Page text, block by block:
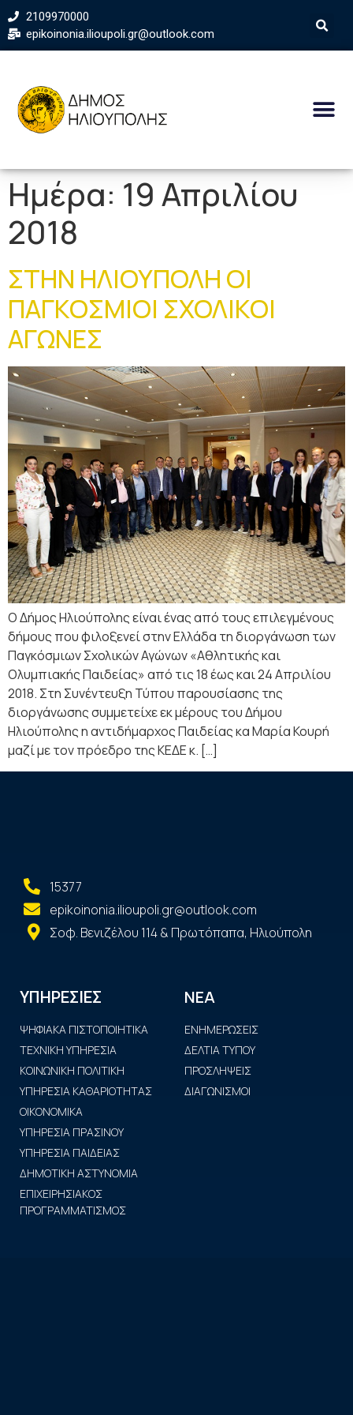
2109970000
epikoinonia.ilioupoli.gr@outlook.com
Ημέρα: 19 Απριλίου
2018
ΣΤΗΝ ΗΛΙΟΥΠΟΛΗ ΟΙ
ΠΑΓΚΟΣΜΙΟΙ ΣΧΟΛΙΚΟΙ
ΑΓΩΝΕΣ
Ο Δήμος Ηλιούπολης είναι ένας από τους επιλεγμένους
δήμους που φιλοξενεί στην Ελλάδα τη διοργάνωση των
Παγκόσμιων Σχολικών Αγώνων «Αθλητικής και
Ολυμπιακής Παιδείας» από τις 18 έως και 24 Απριλίου
2018. Στη Συνέντευξη Τύπου παρουσίασης της
διοργάνωσης συμμετείχε εκ μέρους του Δήμου
Ηλιούπολης η αντιδήμαρχος Παιδείας κα Μαρία Κουρή
μαζί με τον πρόεδρο της ΚΕΔΕ κ. […]
15377
epikoinonia.ilioupoli.gr@outlook.com
Σοφ. Βενιζέλου 114 & Πρωτόπαπα, Ηλιούπολη
ΥΠΗΡΕΣΙΕΣ
ΨΗΦΙΑΚΑ ΠΙΣΤΟΠΟΙΗΤΙΚΑ
ΤΕΧΝΙΚΗ ΥΠΗΡΕΣΙΑ
ΚΟΙΝΩΝΙΚΗ ΠΟΛΙΤΙΚΗ
ΥΠΗΡΕΣΙΑ ΚΑΘΑΡΙΟΤΗΤΑΣ
ΟΙΚΟΝΟΜΙΚΑ
ΥΠΗΡΕΣΙΑ ΠΡΑΣΙΝΟΥ
ΥΠΗΡΕΣΙΑ ΠΑΙΔΕΙΑΣ
ΔΗΜΟΤΙΚΗ ΑΣΤΥΝΟΜΙΑ
ΕΠΙΧΕΙΡΗΣΙΑΚΟΣ
ΠΡΟΓΡΑΜΜΑΤΙΣΜΟΣ
ΝΕΑ
ΕΝΗΜΕΡΩΣΕΙΣ
ΔΕΛΤΙΑ ΤΥΠΟΥ
ΠΡΟΣΛΗΨΕΙΣ
ΔΙΑΓΩΝΙΣΜΟΙ